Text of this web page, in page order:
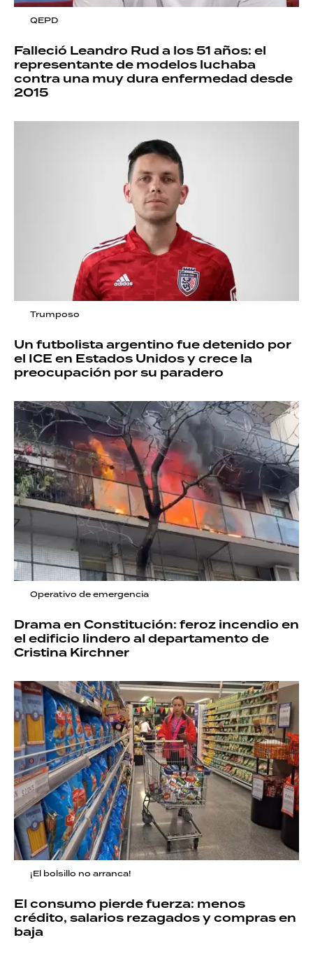
QEPD
Falleció Leandro Rud a los 51 años: el
representante de modelos luchaba
contra una muy dura enfermedad desde
2015
Trumposo
Un futbolista argentino fue detenido por
el ICE en Estados Unidos y crece la
preocupación por su paradero
Operativo de emergencia
Drama en Constitución: feroz incendio en
el edificio lindero al departamento de
Cristina Kirchner
¡El bolsillo no arranca!
El consumo pierde fuerza: menos
crédito, salarios rezagados y compras en
baja